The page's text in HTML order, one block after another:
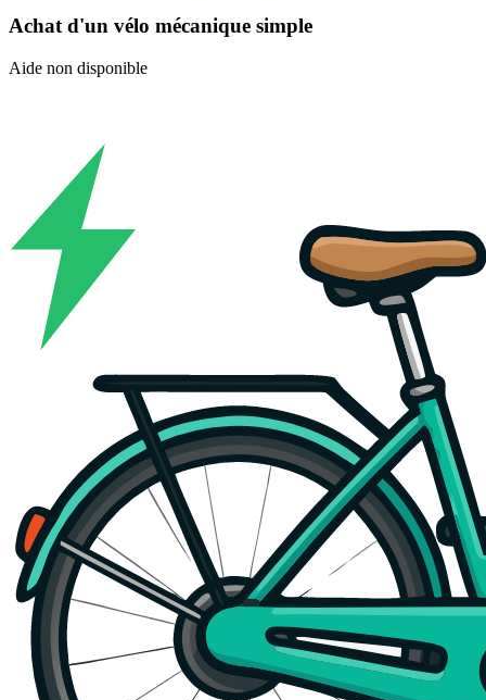
Achat d'un vélo mécanique simple
Aide non disponible